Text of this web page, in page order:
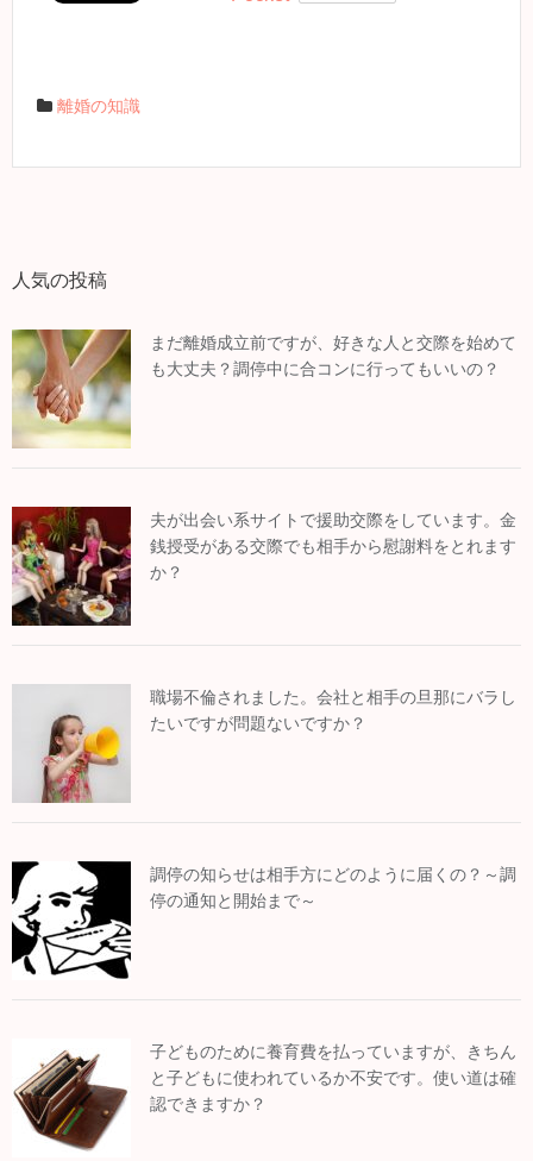
離婚の知識
人気の投稿
まだ離婚成立前ですが、好きな人と交際を始めて
も大丈夫？調停中に合コンに行ってもいいの？
夫が出会い系サイトで援助交際をしています。金
銭授受がある交際でも相手から慰謝料をとれます
か？
職場不倫されました。会社と相手の旦那にバラし
たいですが問題ないですか？
調停の知らせは相手方にどのように届くの？～調
停の通知と開始まで～
子どものために養育費を払っていますが、きちん
と子どもに使われているか不安です。使い道は確
認できますか？